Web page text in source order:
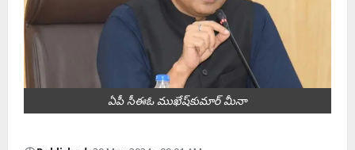
ఏపీ సీఈఓ ముఖేష్‌కుమార్ మీనా